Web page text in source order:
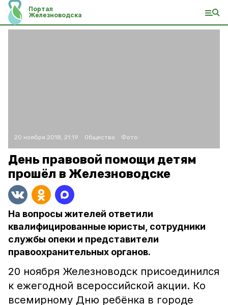
Портал
Железноводска
20 ноября 2018, 21:19 Общество Фото:
День правовой помощи детям
прошёл в Железноводске
На вопросы жителей ответили
квалифицированные юристы, сотрудники
службы опеки и представители
правоохранительных органов.
20 ноября Железноводск присоединился
к ежегодной всероссийской акции. Ко
всемирному Дню ребёнка в городе